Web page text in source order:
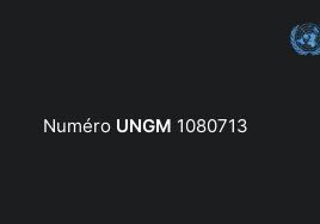
Numéro UNGM 1080713